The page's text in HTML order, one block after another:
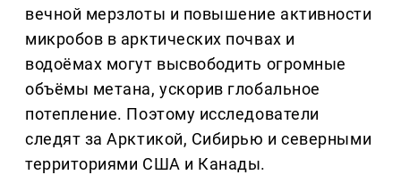
вечной мерзлоты и повышение активности
микробов в арктических почвах и
водоёмах могут высвободить огромные
объёмы метана, ускорив глобальное
потепление. Поэтому исследователи
следят за Арктикой, Сибирью и северными
территориями США и Канады.